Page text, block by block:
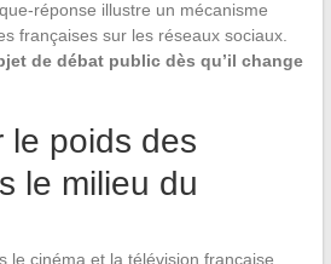
réponse illustre un mécanisme
françaises sur les réseaux sociaux.
de débat public dès qu’il change
le poids des
le milieu du
le cinéma et la télévision française